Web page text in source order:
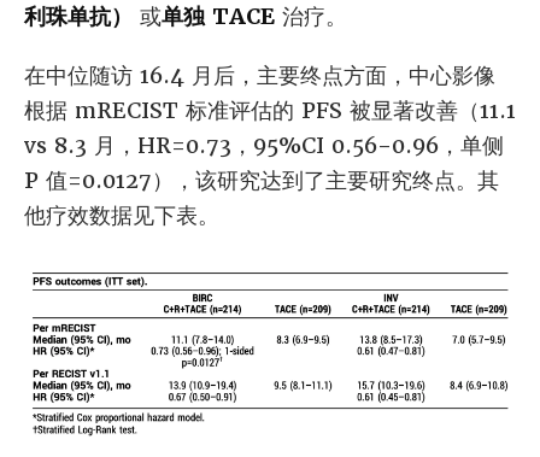
利珠单抗）
或单独 TACE 治疗。
在中位随访 16.4 月后，主要终点方面，中心影像
根据 mRECIST 标准评估的 PFS 被显著改善（11.1
vs 8.3 月，HR=0.73，95%CI 0.56-0.96，单侧
P 值=0.0127），该研究达到了主要研究终点。其
他疗效数据见下表。